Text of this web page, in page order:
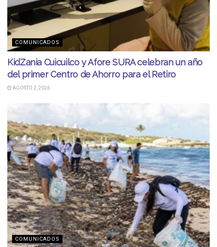
COMUNICADOS
KidZania Cuicuilco y Afore SURA celebran un año
del primer Centro de Ahorro para el Retiro
AGOSTO 2, 2026
COMUNICADOS